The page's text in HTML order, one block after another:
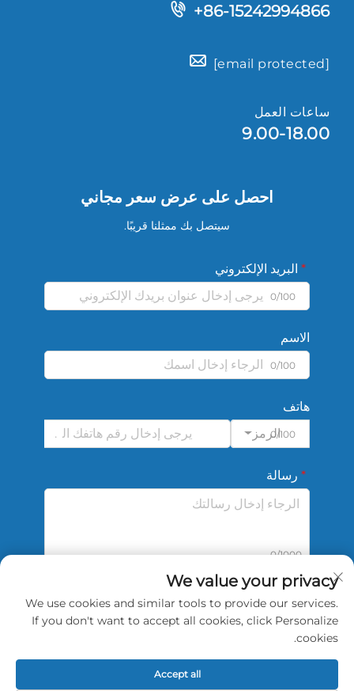
+86-15242994866
[email protected]
ساعات العمل
9.00-18.00
احصل على عرض سعر مجاني
سيتصل بك ممثلنا قريبًا.
البريد الإلكتروني
0/100
الاسم
0/100
هاتف
الرمز0/100
رسالة
0/1000
أرسل
We value your privacy
We use cookies and similar tools to provide our services.
If you don't want to accept all cookies, click Personalize
cookies.
Accept all